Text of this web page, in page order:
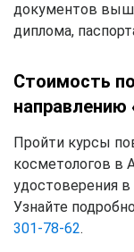
документов
диплома,
Стоимость
направлению
Пройти курсы
косметологов в
удостоверения
Узнайте
301-78-62.